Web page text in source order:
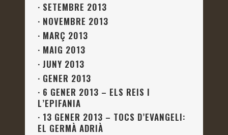
· SETEMBRE 2013
· NOVEMBRE 2013
· MARÇ 2013
· MAIG 2013
· JUNY 2013
· GENER 2013
· 6 GENER 2013 – ELS REIS I
L’EPIFANIA
· 13 GENER 2013 – TOCS D’EVANGELI:
EL GERMÀ ADRIÀ